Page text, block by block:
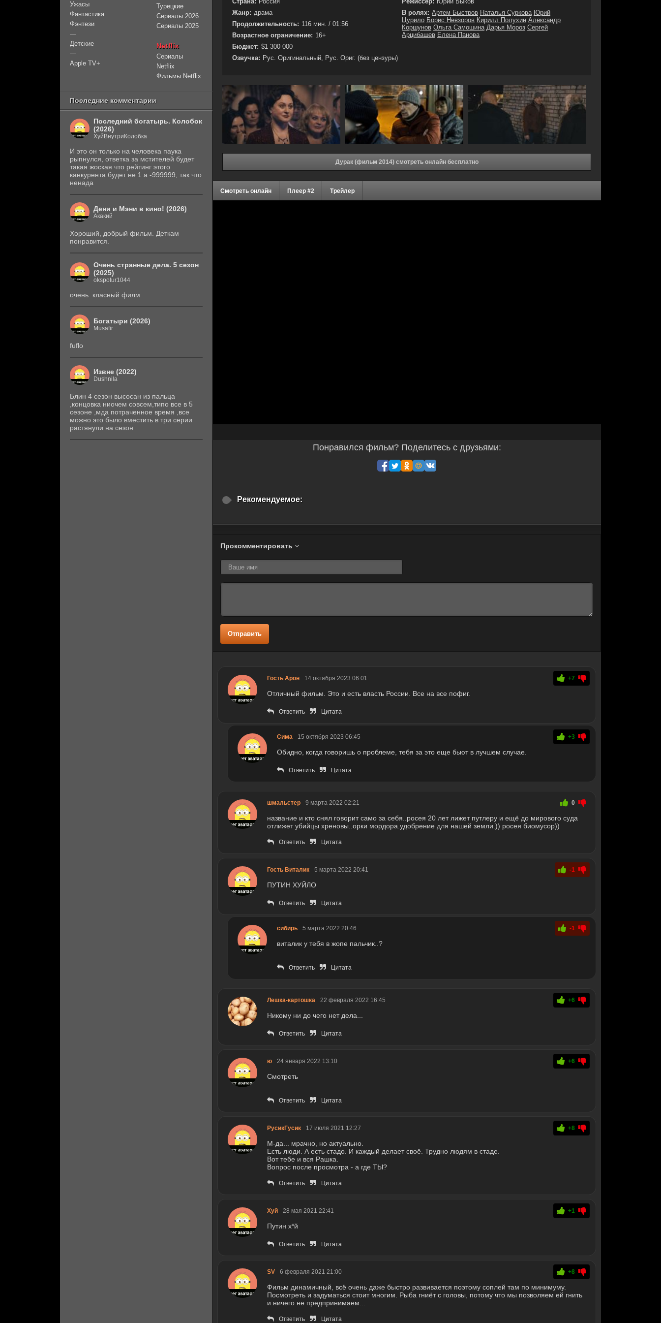
Жанр: драма
Продолжительность: 116 мин. / 01:56
Возрастное ограничение: 16+
Бюджет: $1 300 000
Озвучка: Рус. Оригинальный, Рус. Ориг. (без цензуры)
В ролях: Артем Быстров Наталья Суркова Юрий
Цурило Борис Невзоров Кирилл Полухин Александр
Коршунов Ольга Самошина Дарья Мороз Сергей
Арцибашев Елена Панова
Дурак (фильм 2014) смотреть онлайн бесплатно
Смотреть онлайн Плеер #2 Трейлер
Понравился фильм? Поделитесь с друзьями:
Рекомендуемое:
Прокомментировать
Отправить
Гость Арон 14 октября 2023 06:01 +7
Отличный фильм. Это и есть власть России. Все на все пофиг.
Ответить Цитата
Сима 15 октября 2023 06:45 +3
Обидно, когда говоришь о проблеме, тебя за это еще бьют в лучшем случае.
Ответить Цитата
шмальстер 9 марта 2022 02:21 0
название и кто снял говорит само за себя..росея 20 лет лижет путлеру и ещё до мирового суда
отлижет убийцы хреновы..орки мордора.удобрение для нашей земли.)) росея биомусор))
Ответить Цитата
Гость Виталик 5 марта 2022 20:41 -1
ПУТИН ХУЙЛО
Ответить Цитата
сибирь 5 марта 2022 20:46 -1
виталик у тебя в жопе пальчик..?
Ответить Цитата
Лешка-картошка 22 февраля 2022 16:45 +6
Никому ни до чего нет дела...
Ответить Цитата
ю 24 января 2022 13:10 +6
Смотреть
Ответить Цитата
РусикГусик 17 июля 2021 12:27 +8
М-да... мрачно, но актуально.
Есть люди. А есть стадо. И каждый делает своё. Трудно людям в стаде.
Вот тебе и вся Рашка.
Вопрос после просмотра - а где ТЫ?
Ответить Цитата
Хуй 28 мая 2021 22:41 +1
Путин х*й
Ответить Цитата
SV 6 февраля 2021 21:00 +8
Фильм динамичный, всё очень даже быстро развивается поэтому соплей там по минимуму.
Посмотреть и задуматься стоит многим. Рыба гниёт с головы, потому что мы позволяем ей гнить
и ничего не предпринимаем...
Ответить Цитата
Ужасы
Фантастика
Фэнтези
—
Детские
—
Apple TV+
Турецкие
Сериалы 2026
Сериалы 2025
Netflix
Сериалы
Netflix
Фильмы Netflix
Последние комментарии
Последний богатырь. Колобок
(2026)
ХуйВнутриКолобка
И это он только на человека паука
рыпнулся, ответка за мстителей будет
такая жоская что рейтинг этого
канкурента будет не 1 а -999999, так что
ненада
Дени и Мэни в кино! (2026)
Акакий
Хороший, добрый фильм. Деткам
понравится.
Очень странные дела. 5 сезон
(2025)
okspotur1044
очень класный филм
Богатыри (2026)
Musafir
fuflo
Извне (2022)
Dushnila
Блин 4 сезон высосан из пальца
,концовка ниочем совсем,типо все в 5
сезоне ,мда потраченное время ,все
можно это было вместить в три серии
растянули на сезон